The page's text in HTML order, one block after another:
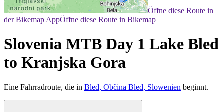
Öffne diese Route in
der Bikemap AppÖffne diese Route in Bikemap
Slovenia MTB Day 1 Lake Bled
to Kranjska Gora
Eine Fahrradroute, die in Bled, Občina Bled, Slowenien beginnt.